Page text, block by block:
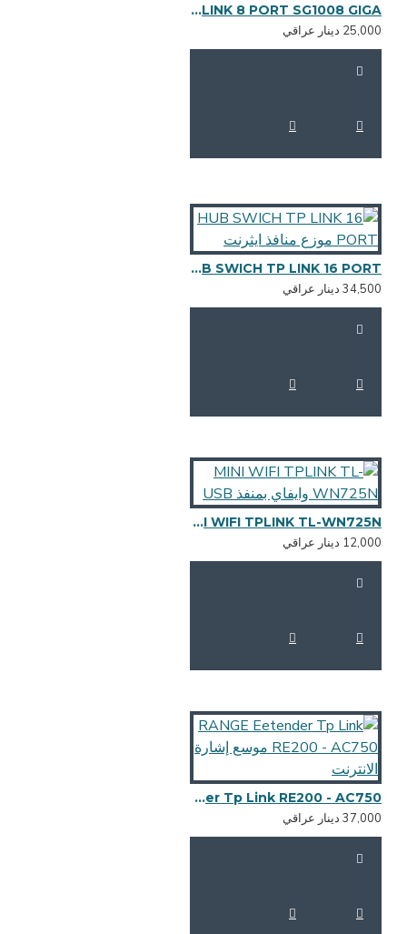
HUB SWICH TP LINK 8 PORT SG1008 GIGA
دينار عراقي
HUB SWICH TP LINK 16 PORT موزع منافذ ايثرنت
دينار عراقي
MINI WIFI TPLINK TL-WN725N وايفاي بمنفذ USB
دينار عراقي
RANGE Eetender Tp Link RE200 - AC750 موسع إشارة الانترنت
دينار عراقي